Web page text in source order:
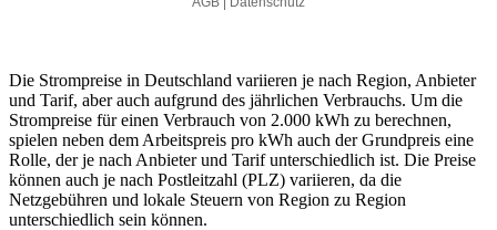
Die Strompreise in Deutschland variieren je nach Region, Anbieter
und Tarif, aber auch aufgrund des jährlichen Verbrauchs. Um die
Strompreise für einen Verbrauch von 2.000 kWh zu berechnen,
spielen neben dem Arbeitspreis pro kWh auch der Grundpreis eine
Rolle, der je nach Anbieter und Tarif unterschiedlich ist. Die Preise
können auch je nach Postleitzahl (PLZ) variieren, da die
Netzgebühren und lokale Steuern von Region zu Region
unterschiedlich sein können.